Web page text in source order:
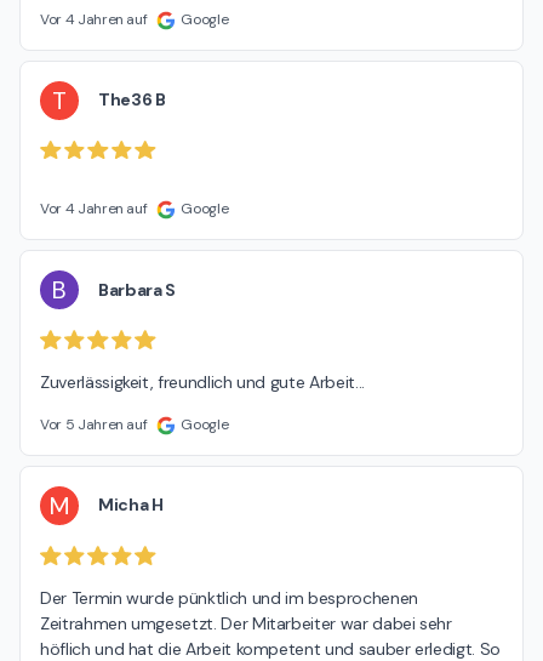
Vor 4 Jahren auf Google
T The36 B
Vor 4 Jahren auf Google
B Barbara S
Zuverlässigkeit, freundlich und gute Arbeit...
Vor 5 Jahren auf Google
M Micha H
Der Termin wurde pünktlich und im besprochenen
Zeitrahmen umgesetzt. Der Mitarbeiter war dabei sehr
höflich und hat die Arbeit kompetent und sauber erledigt. So